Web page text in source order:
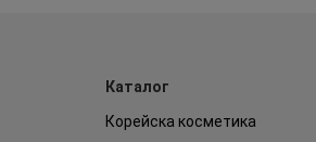
Каталог
Корейска косметика